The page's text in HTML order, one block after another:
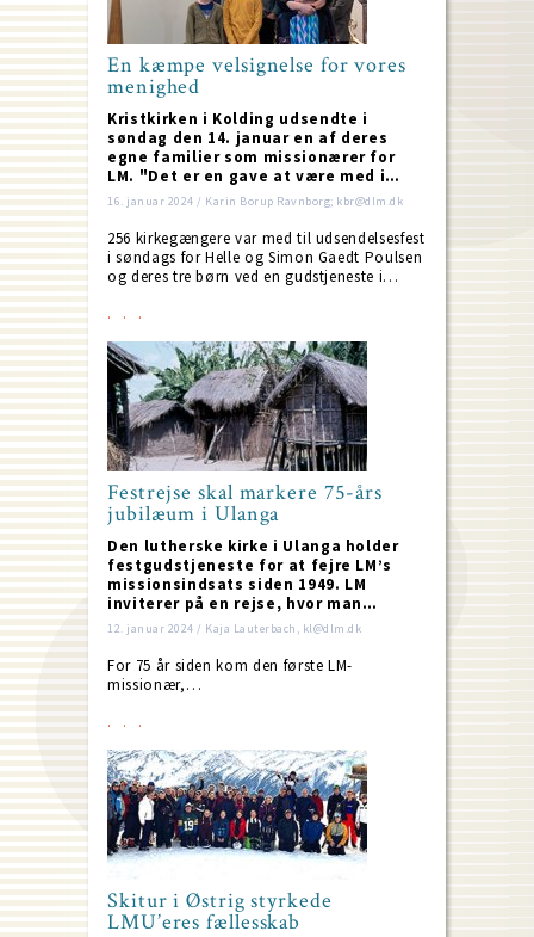
En kæmpe velsignelse for vores
menighed
Kristkirken i Kolding udsendte i
søndag den 14. januar en af deres
egne familier som missionærer for
LM. "Det er en gave at være med i…
16. januar 2024 / Karin Borup Ravnborg; kbr@dlm.dk
256 kirkegængere var med til udsendelsesfest
i søndags for Helle og Simon Gaedt Poulsen
og deres tre børn ved en gudstjeneste i…
Festrejse skal markere 75-års
jubilæum i Ulanga
Den lutherske kirke i Ulanga holder
festgudstjeneste for at fejre LM’s
missionsindsats siden 1949. LM
inviterer på en rejse, hvor man…
12. januar 2024 / Kaja Lauterbach, kl@dlm.dk
For 75 år siden kom den første LM-
missionær,…
Skitur i Østrig styrkede
LMU’eres fællesskab